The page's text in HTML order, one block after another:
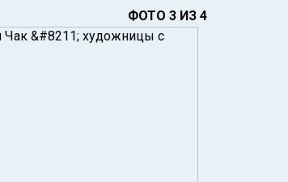
ФОТО 3 ИЗ 4